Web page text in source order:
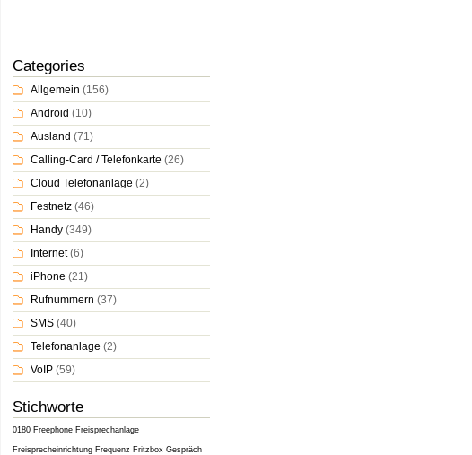
Categories
Allgemein (156)
Android (10)
Ausland (71)
Calling-Card / Telefonkarte (26)
Cloud Telefonanlage (2)
Festnetz (46)
Handy (349)
Internet(6)
iPhone (21)
Rufnummern (37)
SMS (40)
Telefonanlage (2)
VoIP (59)
Stichworte
0180 Freephone Freisprechanlage
Freisprecheinrichtung Frequenz Fritzbox Gespräch